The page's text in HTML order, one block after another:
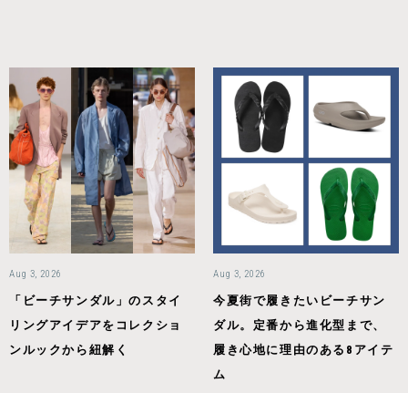
Aug 3, 2026
「ビーチサンダル」のスタイ
リングアイデアをコレクショ
ンルックから紐解く
Aug 3, 2026
今夏街で履きたいビーチサン
ダル。定番から進化型まで、
履き心地に理由のある8アイテ
ム